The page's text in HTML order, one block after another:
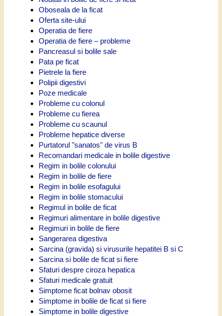
Oboseala de la ficat
Oferta site-ului
Operatia de fiere
Operatia de fiere – probleme
Pancreasul si bolile sale
Pata pe ficat
Pietrele la fiere
Polipii digestivi
Poze medicale
Probleme cu colonul
Probleme cu fierea
Probleme cu scaunul
Probleme hepatice diverse
Purtatorul "sanatos" de virus B
Recomandari medicale in bolile digestive
Regim in bolile colonului
Regim in bolile de fiere
Regim in bolile esofagului
Regim in bolile stomacului
Regimul in bolile de ficat
Regimuri alimentare in bolile digestive
Regimuri in bolile de fiere
Sangerarea digestiva
Sarcina (gravida) si virusurile hepatitei B si C
Sarcina si bolile de ficat si fiere
Sfaturi despre ciroza hepatica
Sfaturi medicale gratuit
Simptome ficat bolnav obosit
Simptome in bolile de ficat si fiere
Simptome in bolile digestive